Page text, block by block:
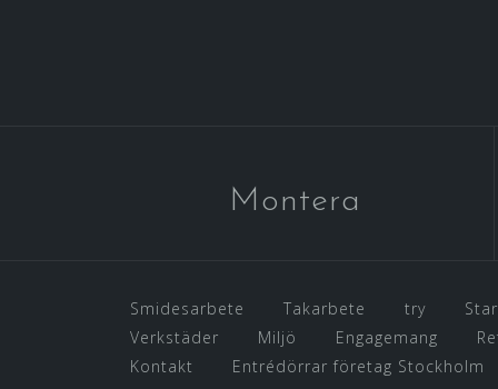
Montera
Smidesarbete Takarbete try
Verkstäder
Miljö Engagemang
Kontakt
Entrédörrar företag Stockholm